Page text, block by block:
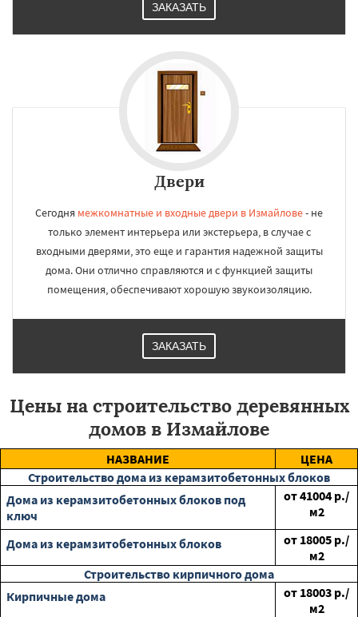
ЗАКАЗАТЬ
Двери
Сегодня межкомнатные и входные двери в Измайлове- не
только элемент интерьера или экстерьера, в случае с
входными дверями, это еще и гарантия надежной защиты
дома. Они отлично справляются и с функцией защиты
помещения, обеспечивают хорошую звукоизоляцию.
ЗАКАЗАТЬ
Цены на строительство деревянных
домов в Измайлове
НАЗВАНИЕ
ЦЕНА
Строительство дома из керамзитобетонных блоков
Дома из керамзитобетонных блоков под
ключ
от41004 р./
м2
Дома из керамзитобетонных блоков
от 18005 р./
м2
Строительство кирпичного дома
Кирпичные дома
от 18003 р./
м2